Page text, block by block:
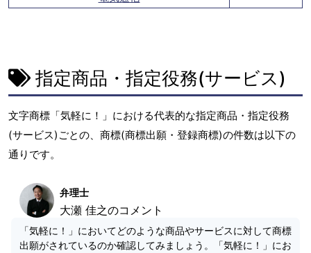
指定商品・指定役務(サービス)
文字商標「気軽に！」における代表的な指定商品・指定役務
(サービス)ごとの、商標(商標出願・登録商標)の件数は以下の
通りです。
弁理士
大瀬 佳之のコメント
「気軽に！」においてどのような商品やサービスに対して商標
出願がされているのか確認してみましょう。「気軽に！」にお